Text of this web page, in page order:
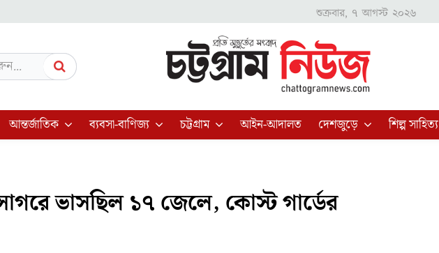
শুক্রবার, ৭ আগস্ট ২০২৬
আন্তর্জাতিক ব্যবসা-বাণিজ্য চট্টগ্রাম আইন-আদালত দেশজুড়ে শিল্প সাহিত্য
ভাসছিল ১৭ জেলে, কোস্ট গার্ডের